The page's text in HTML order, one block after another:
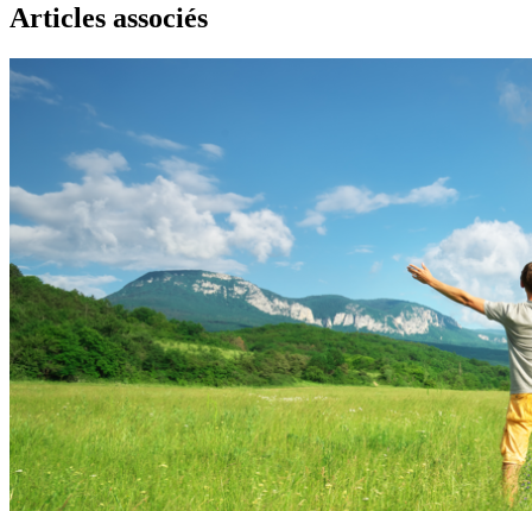
Articles associés